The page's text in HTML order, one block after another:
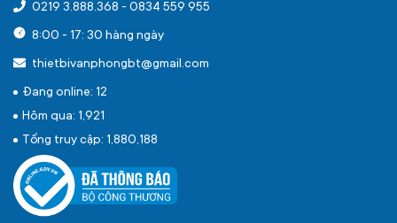
0219 3.888.368 - 0834 559 955
8:00 - 17: 30 hàng ngày
thietbivanphongbt@gmail.com
Đang online: 12
Hôm qua: 1,921
Tổng truy cập: 1,880,188